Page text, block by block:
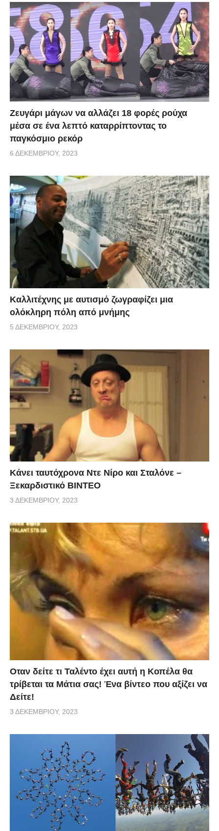
Zευγάρι μάγων να αλλάζει 18 φορές ρούχα
μέσα σε ένα λεπτό καταρρίπτοντας το
παγκόσμιο ρεκόρ
6 ΔΕΚΕΜΒΡΊΟΥ, 2023
Καλλιτέχνης με αυτισμό ζωγραφίζει μια
ολόκληρη πόλη από μνήμης
5 ΔΕΚΕΜΒΡΊΟΥ, 2023
Κάνει ταυτόχρονα Ντε Νίρο και Σταλόνε –
Ξεκαρδιστικό ΒΙΝΤΕΟ
3 ΔΕΚΕΜΒΡΊΟΥ, 2023
Οταν δείτε τι Ταλέντο έχει αυτή η Κοπέλα θα
τρίβεται τα Μάτια σας! Ένα βίντεο που αξίζει να
Δείτε!
3 ΔΕΚΕΜΒΡΊΟΥ, 2023